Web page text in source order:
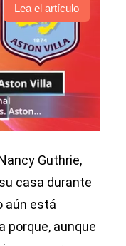
Lea el artículo
Guthrie,
casa durante
aún está
porque, aunque